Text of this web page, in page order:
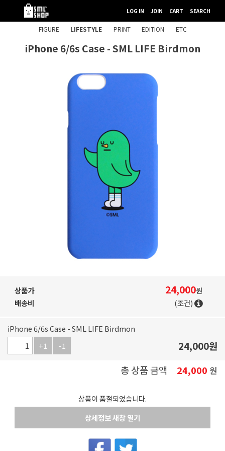
LOG IN JOIN CART SEARCH
FIGURE LIFESTYLE PRINT EDITION ETC
iPhone 6/6s Case - SML LIFE Birdmon
상품가 24,000원
배송비
(조건)
iPhone 6/6s Case - SML LIFE Birdmon
+1
-1 24,000원
총 상품 금액
24,000 원
상품이 품절되었습니다.
상세정보 새창 열기